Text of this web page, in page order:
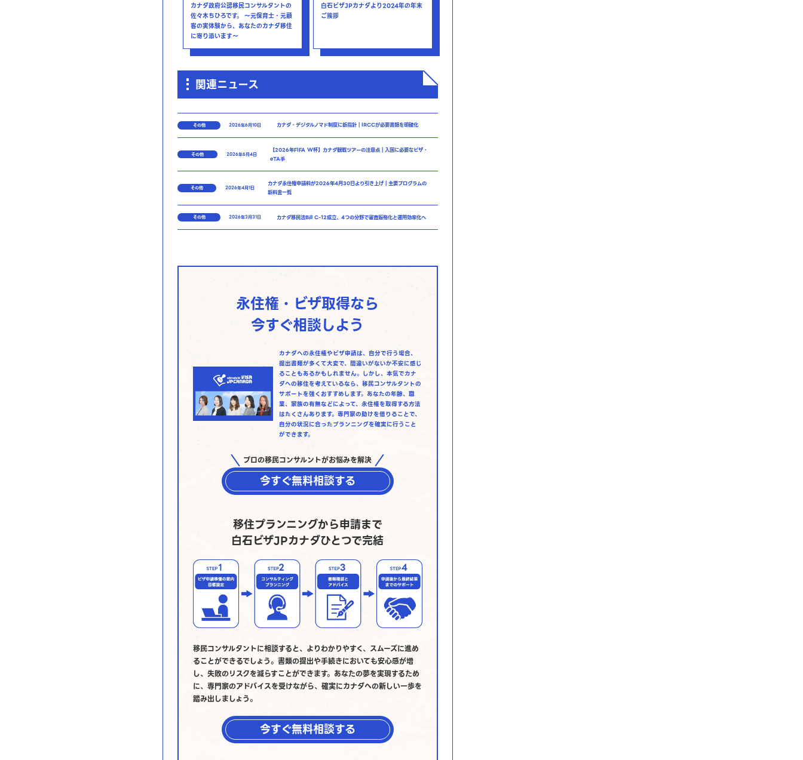
カナダ政府公認移民コンサルタントの
佐々木ちひろです。 ～元保育士・元顧
客の実体験から、あなたのカナダ移住
に寄り添います～
白石ビザJPカナダより2024年の年末
ご挨拶
関連ニュース
その他 2026年6月10日 カナダ・デジタルノマド制度に新指針｜IRCCが必要書類を明確化
その他 2026年6月4日
【2026年FIFA W杯】カナダ観戦ツアーの注意点｜入国に必要なビザ・
eTA手
その他 2026年4月1日
カナダ永住権申請料が2026年4月30日より引き上げ｜主要プログラムの
新料金一覧
その他 2026年3月31日 カナダ移民法Bill C-12成立、4つの分野で審査厳格化と運用効率化へ
永住権・ビザ取得なら
今すぐ相談しよう
カナダへの永住権やビザ申請は、自分で行う場合、
提出書類が多くて大変で、間違いがないか不安に感じ
ることもあるかもしれません。しかし、本気でカナ
ダへの移住を考えているなら、移民コンサルタントの
サポートを強くおすすめします。あなたの年齢、職
業、家族の有無などによって、永住権を取得する方法
はたくさんあります。専門家の助けを借りることで、
自分の状況に合ったプランニングを確実に行うこと
ができます。
プロの移民コンサルントがお悩みを解決
今すぐ無料相談する
移住プランニングから申請まで
白石ビザJPカナダひとつで完結
移民コンサルタントに相談すると、よりわかりやすく、スムーズに進め
ることができるでしょう。書類の提出や手続きにおいても安心感が増
し、失敗のリスクを減らすことができます。あなたの夢を実現するため
に、専門家のアドバイスを受けながら、確実にカナダへの新しい一歩を
踏み出しましょう。
今すぐ無料相談する